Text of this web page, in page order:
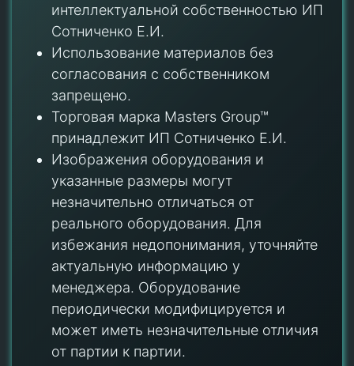
интеллектуальной собственностью ИП
Сотниченко Е.И.
Использование материалов без
согласования с собственником
запрещено.
Торговая марка Masters Group™
принадлежит ИП Сотниченко Е.И.
Изображения оборудования и
указанные размеры могут
незначительно отличаться от
реального оборудования. Для
избежания недопонимания, уточняйте
актуальную информацию у
менеджера. Оборудование
периодически модифицируется и
может иметь незначительные отличия
от партии к партии.